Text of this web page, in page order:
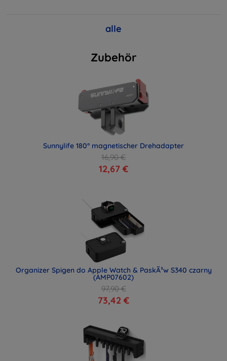
alle
Zubehör
Sunnylife 180° magnetischer Drehadapter
16,90 €
12,67 €
Organizer Spigen do Apple Watch & PaskÃ³w S340 czarny
(AMP07602)
97,90 €
73,42 €